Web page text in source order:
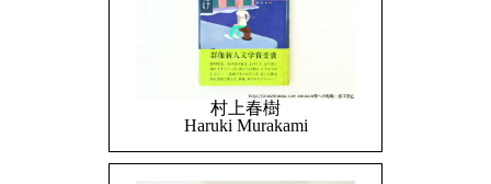
村上春樹
Haruki Murakami